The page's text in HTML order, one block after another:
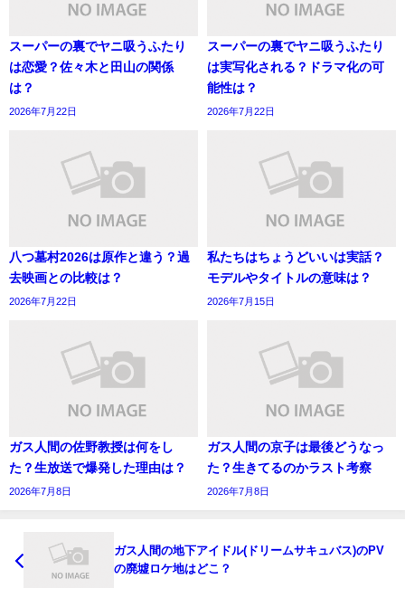
スーパーの裏でヤニ吸うふたり
は恋愛？佐々木と田山の関係
は？
2026年7月22日
スーパーの裏でヤニ吸うふたり
は実写化される？ドラマ化の可
能性は？
2026年7月22日
八つ墓村2026は原作と違う？過
去映画との比較は？
2026年7月22日
私たちはちょうどいいは実話？
モデルやタイトルの意味は？
2026年7月15日
ガス人間の佐野教授は何をし
た？生放送で爆発した理由は？
2026年7月8日
ガス人間の京子は最後どうなっ
た？生きてるのかラスト考察
2026年7月8日
ガス人間の地下アイドル(ドリームサキュバス)のPV
の廃墟ロケ地はどこ？